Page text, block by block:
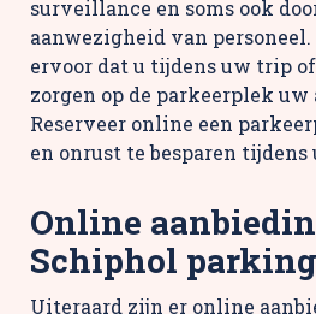
surveillance en soms ook
aanwezigheid van
ervoor dat u tijdens uw trip
zorgen op de parkeerplek uw
Reserveer online een
en onrust te besparen
Online
Schiphol parking
Uiteraard zijn er online